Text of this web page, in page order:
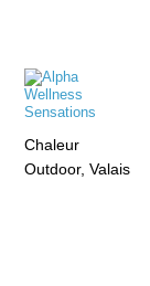
Chaleur
Outdoor, Valais